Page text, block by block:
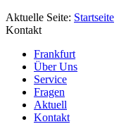
Aktuelle Seite: Startseite
Kontakt
Frankfurt
Über Uns
Service
Fragen
Aktuell
Kontakt